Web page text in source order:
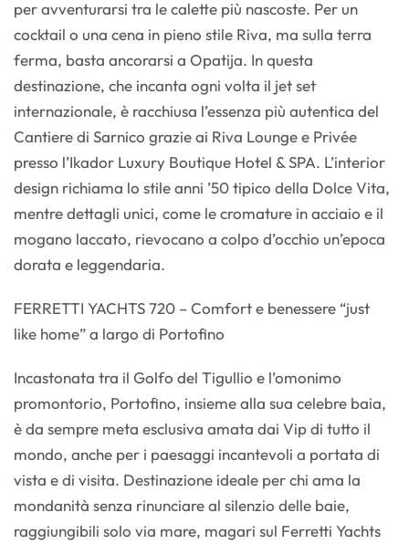
per avventurarsi tra le calette più nascoste. Per un
cocktail o una cena in pieno stile Riva, ma sulla terra
ferma, basta ancorarsi a Opatija. In questa
destinazione, che incanta ogni volta il jet set
internazionale, è racchiusa l’essenza più autentica del
Cantiere di Sarnico grazie ai Riva Lounge e Privée
presso l’Ikador Luxury Boutique Hotel & SPA. L’interior
design richiama lo stile anni ’50 tipico della Dolce Vita,
mentre dettagli unici, come le cromature in acciaio e il
mogano laccato, rievocano a colpo d’occhio un’epoca
dorata e leggendaria.
FERRETTI YACHTS 720 – Comfort e benessere “just
like home” a largo di Portofino
Incastonata tra il Golfo del Tigullio e l’omonimo
promontorio, Portofino, insieme alla sua celebre baia,
è da sempre meta esclusiva amata dai Vip di tutto il
mondo, anche per i paesaggi incantevoli a portata di
vista e di visita. Destinazione ideale per chi ama la
mondanità senza rinunciare al silenzio delle baie,
raggiungibili solo via mare, magari sul Ferretti Yachts